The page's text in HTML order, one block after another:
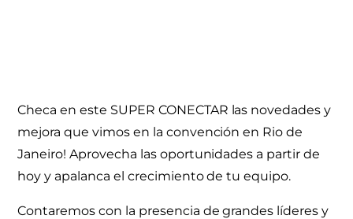
Checa en este SUPER CONECTAR las novedades y
mejora que vimos en la convención en Rio de
Janeiro! Aprovecha las oportunidades a partir de
hoy y apalanca el crecimiento de tu equipo.
Contaremos con la presencia de grandes líderes y